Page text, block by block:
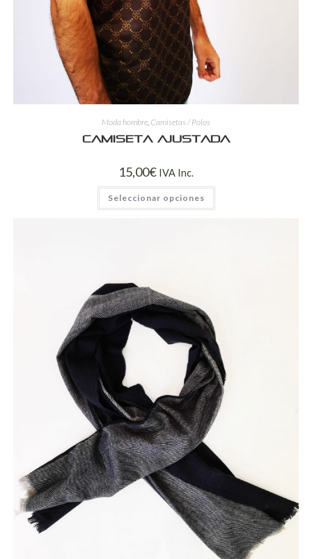
Moda hombre Camisetas / Polos
Camiseta ajustada
15,00€ IVA Inc.
Seleccionar opciones